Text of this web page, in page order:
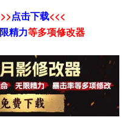
点击下载<<<
精力等多项修改器